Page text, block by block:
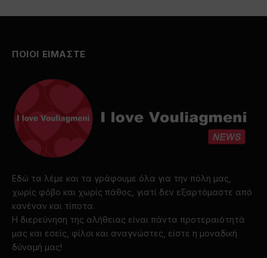
ΠΟΙΟΙ ΕΙΜΑΣΤΕ
Εδώ τα λέμε και τα γράφουμε όλα για την πόλη μας,
χωρίς φόβο και χωρίς πάθος, γιατί δεν εξαρτόμαστε από
κανέναν και τίποτα.
Η διερεύνηση της αλήθειας είναι πάντα προτεραιότητά
μας και εσείς, φίλοι και αναγνώστες, είστε η μοναδική
δύναμή μας!